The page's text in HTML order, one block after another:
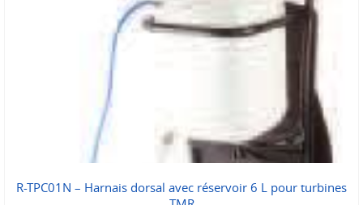
R-TPC01N – Harnais dorsal avec réservoir 6 L pour turbines